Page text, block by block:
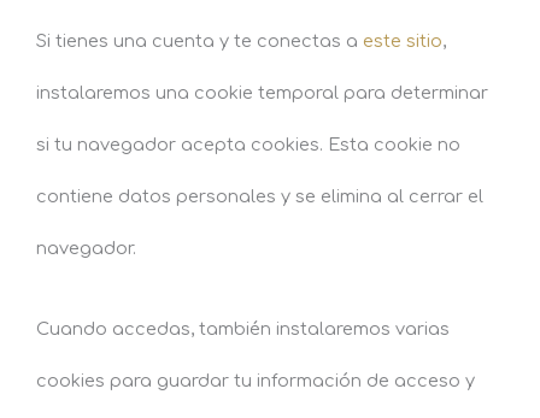
Si tienes una cuenta y te conectas a este sitio,
instalaremos una cookie temporal para determinar
si tu navegador acepta cookies. Esta cookie no
contiene datos personales y se elimina al cerrar el
navegador.
Cuando accedas, también instalaremos varias
cookies para guardar tu información de acceso y